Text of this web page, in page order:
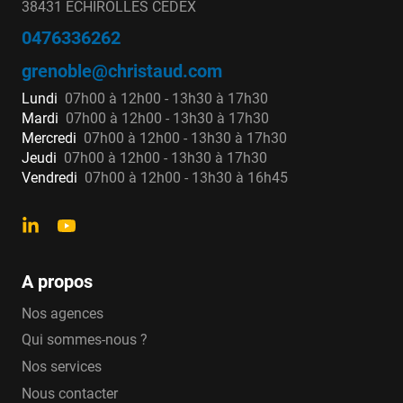
38431 ECHIROLLES CEDEX
0476336262
grenoble@christaud.com
Lundi 07h00 à 12h00 - 13h30 à 17h30
Mardi 07h00 à 12h00 - 13h30 à 17h30
Mercredi 07h00 à 12h00 - 13h30 à 17h30
Jeudi 07h00 à 12h00 - 13h30 à 17h30
Vendredi 07h00 à 12h00 - 13h30 à 16h45
A propos
Nos agences
Qui sommes-nous ?
Nos services
Nous contacter